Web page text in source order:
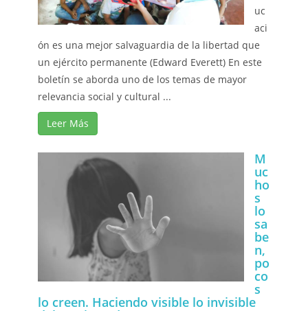
uc
aci
ón es una mejor salvaguardia de la libertad que
un ejército permanente (Edward Everett) En este
boletín se aborda uno de los temas de mayor
relevancia social y cultural ...
Leer Más
M
uc
ho
s
lo
sa
be
n,
po
co
s
lo creen. Haciendo visible lo invisible